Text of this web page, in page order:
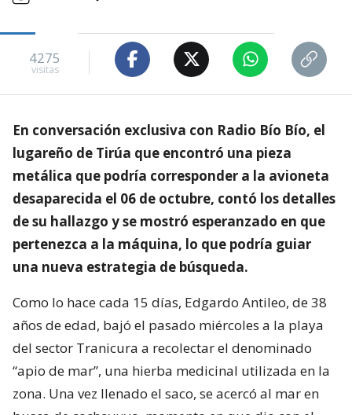
4275
visitas
En conversación exclusiva con Radio Bío Bío, el
lugareño de Tirúa que encontró una pieza
metálica que podría corresponder a la avioneta
desaparecida el 06 de octubre, contó los detalles
de su hallazgo y se mostró esperanzado en que
pertenezca a la máquina, lo que podría guiar
una nueva estrategia de búsqueda.
Como lo hace cada 15 días, Edgardo Antileo, de 38
años de edad, bajó el pasado miércoles a la playa
del sector Tranicura a recolectar el denominado
“apio de mar”, una hierba medicinal utilizada en la
zona. Una vez llenado el saco, se acercó al mar en